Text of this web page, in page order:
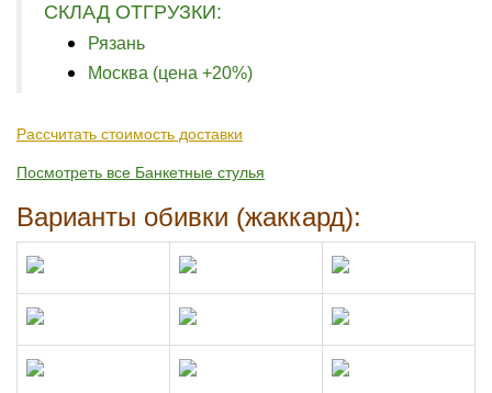
СКЛАД ОТГРУЗКИ:
Рязань
Москва (цена +20%)
Рассчитать стоимость доставки
Посмотреть все Банкетные стулья
Варианты обивки (жаккард):